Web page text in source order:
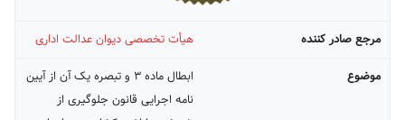
مرجع صادر کننده
هیأت تخصصی دیوان عدالت اداری
موضوع
ابطال ماده ۳ و تبصره یک آن از آیین
نامه اجرایی قانون جلوگیری از